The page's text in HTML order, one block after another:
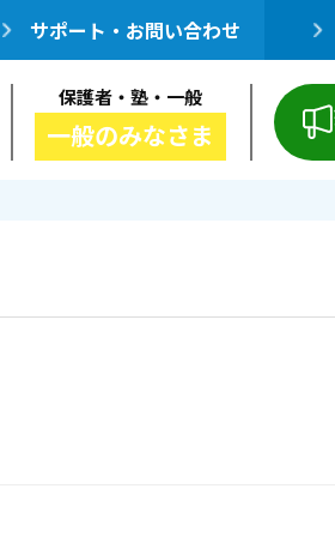
サポート・お問い合わせ
保護者・塾・一般
一般のみなさま